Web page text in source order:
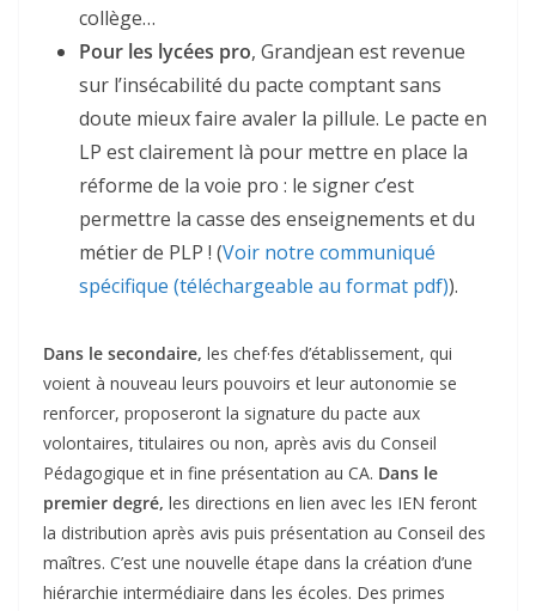
collège…
Pour les lycées pro, Grandjean est revenue
sur l’insécabilité du pacte comptant sans
doute mieux faire avaler la pillule. Le pacte en
LP est clairement là pour mettre en place la
réforme de la voie pro : le signer c’est
permettre la casse des enseignements et du
métier de PLP ! (Voir notre communiqué
spécifique (téléchargeable au format pdf)).
Dans le secondaire, les chef·fes d’établissement, qui
voient à nouveau leurs pouvoirs et leur autonomie se
renforcer, proposeront la signature du pacte aux
volontaires, titulaires ou non, après avis du Conseil
Pédagogique et in fine présentation au CA. Dans le
premier degré, les directions en lien avec les IEN feront
la distribution après avis puis présentation au Conseil des
maîtres. C’est une nouvelle étape dans la création d’une
hiérarchie intermédiaire dans les écoles. Des primes